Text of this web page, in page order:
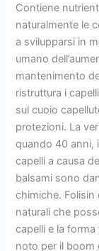
Contiene
naturalmente le
a svilupparsi in
umano
mantenimento
ristruttura i
sul cuoio
protezioni. La
quando 40 anni,
capelli a causa
balsami sono
chimiche.
naturali che
capelli e la
noto per il boom